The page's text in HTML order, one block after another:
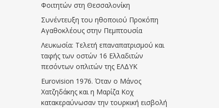
Φοιτητών στη Θεσσαλονίκη
Συνέντευξη του ηθοποιού Προκόπη
Αγαθοκλέους στην Πεμπτουσία
Λευκωσία: Τελετή επαναπατρισμού και
ταφής των οστών 16 Ελλαδιτών
πεσόντων οπλιτών της ΕΛΔΥΚ
Eurovision 1976. Όταν ο Μάνος
Χατζηδάκης και η Μαρίζα Κοχ
κατακεραύνωσαν την τουρκική εισβολή